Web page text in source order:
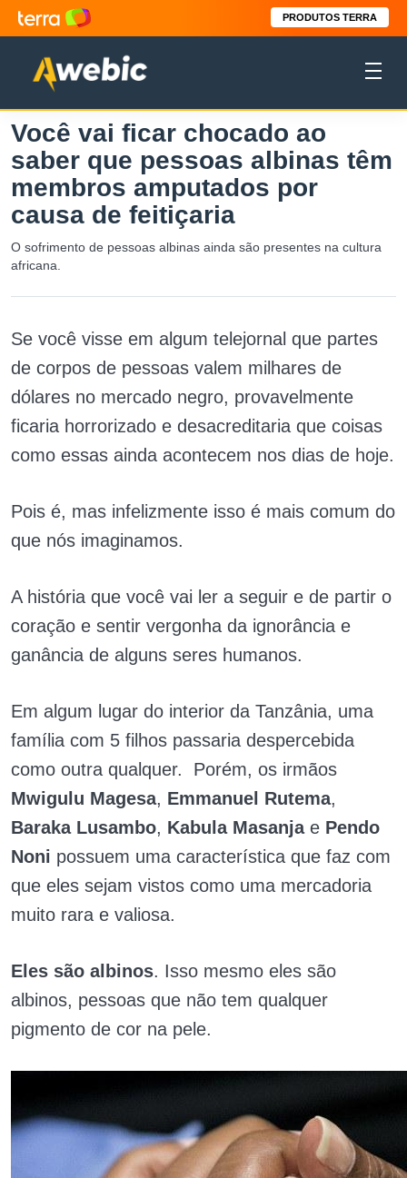
PRODUTOS TERRA
Você vai ficar chocado ao
saber que pessoas albinas têm
membros amputados por
causa de feitiçaria
O sofrimento de pessoas albinas ainda são presentes na cultura
africana.
Se você visse em algum telejornal que partes
de corpos de pessoas valem milhares de
dólares no mercado negro, provavelmente
ficaria horrorizado e desacreditaria que coisas
como essas ainda acontecem nos dias de hoje.
Pois é, mas infelizmente isso é mais comum do
que nós imaginamos.
A história que você vai ler a seguir e de partir o
coração e sentir vergonha da ignorância e
ganância de alguns seres humanos.
Em algum lugar do interior da Tanzânia, uma
família com 5 filhos passaria despercebida
como outra qualquer. Porém, os irmãos
Mwigulu Magesa, Emmanuel Rutema,
Baraka Lusambo, Kabula Masanjae Pendo
Noni possuem uma característica que faz com
que eles sejam vistos como uma mercadoria
muito rara e valiosa.
Eles são albinos. Isso mesmo eles são
albinos, pessoas que não tem qualquer
pigmento de cor na pele.